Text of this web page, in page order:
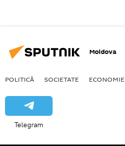
Moldova
POLITICĂ SOCIETATE ECONOMIE
Telegram